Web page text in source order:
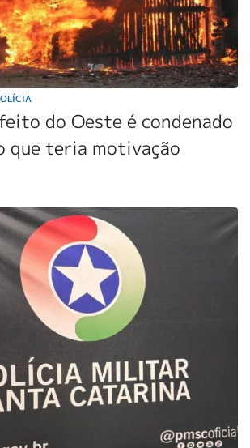
do Oeste é condenado
que teria motivação